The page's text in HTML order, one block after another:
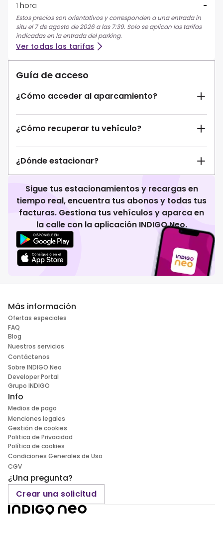
1 hora
-
Estos precios son orientativos y corresponden a una entrada in
situ el 7 de agosto de 2026 a las 7:39. Solo se aplican las tarifas
indicadas en la entrada del parking.
Ver todas las tarifas
Guía de acceso
¿Cómo acceder al aparcamiento?
¿Cómo recuperar tu vehículo?
¿Dónde estacionar?
Sigue tus estacionamientos y recargas en
tiempo real, encuentra tus abonos y todas tus
facturas. Gestiona tus vehículos y aparca en
la calle con la aplicación INDIGO Neo.
Más información
Ofertas especiales
FAQ
Blog
Nuestros servicios
Contáctenos
Sobre INDIGO Neo
Developer Portal
Grupo INDIGO
Info
Medios de pago
Menciones legales
Gestión de cookies
Politica de Privacidad
Política de cookies
Condiciones Generales de Uso
CGV
¿Una pregunta?
Crear una solicitud